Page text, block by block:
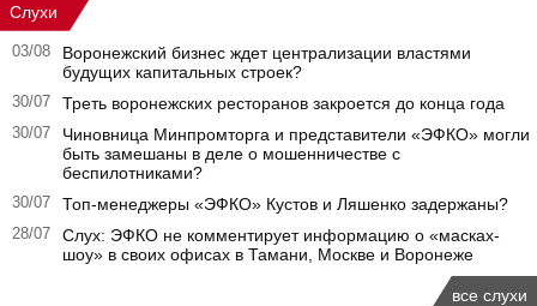
Слухи
03/08
Воронежский бизнес ждет централизации властями
будущих капитальных строек?
30/07 Треть воронежских ресторанов закроется до конца года
30/07
Чиновница Минпромторга и представители «ЭФКО» могли
быть замешаны в деле о мошенничестве с
беспилотниками?
30/07 Топ-менеджеры «ЭФКО» Кустов и Ляшенко задержаны?
28/07
Слух: ЭФКО не комментирует информацию о «масках-
шоу» в своих офисах в Тамани, Москве и Воронеже
все слухи